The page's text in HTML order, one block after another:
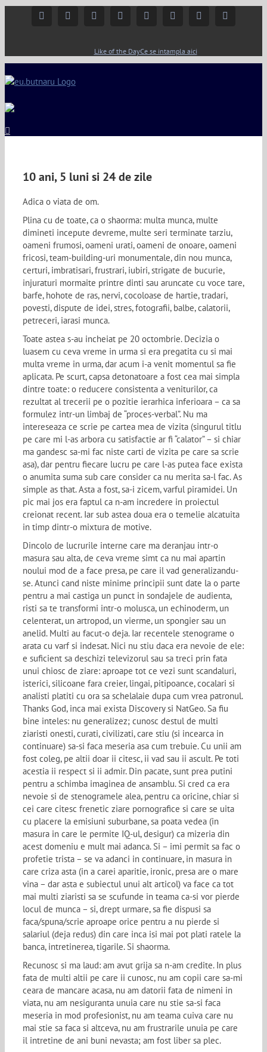
FacebookInstagramYouTubeTwitter Google+ Linkedin
Like of the DayCe se intampla aici
10 ani, 5 luni si 24 de zile
Adica o viata de om.
Plina cu de toate, ca o shaorma: multa munca, multe
dimineti incepute devreme, multe seri terminate tarziu,
oameni frumosi, oameni urati, oameni de onoare, oameni
fricosi, team-building-uri monumentale, din nou munca,
certuri, imbratisari, frustrari, iubiri, strigate de bucurie,
injuraturi mormaite printre dinti sau aruncate cu voce tare,
barfe, hohote de ras, nervi, cocoloase de hartie, tradari,
povesti, dispute de idei, stres, fotografii, balbe, calatorii,
petreceri, iarasi munca.
Toate astea s-au incheiat pe 20 octombrie. Decizia o
luasem cu ceva vreme in urma si era pregatita cu si mai
multa vreme in urma, dar acum i-a venit momentul sa fie
aplicata. Pe scurt, capsa detonatoare a fost cea mai simpla
dintre toate: o reducere consistenta a veniturilor, ca
rezultat al trecerii pe o pozitie ierarhica inferioara – ca sa
formulez intr-un limbaj de “proces-verbal”. Nu ma
intereseaza ce scrie pe cartea mea de vizita (singurul titlu
pe care mi l-as arbora cu satisfactie ar fi “calator” – si chiar
ma gandesc sa-mi fac niste carti de vizita pe care sa scrie
asa), dar pentru fiecare lucru pe care l-as putea face exista
o anumita suma sub care consider ca nu merita sa-l fac. As
simple as that. Asta a fost, sa-i zicem, varful piramidei. Un
pic mai jos era faptul ca n-am incredere in proiectul
creionat recent. Iar sub astea doua era o temelie alcatuita
in timp dintr-o mixtura de motive.
Dincolo de lucrurile interne care ma deranjau intr-o
masura sau alta, de ceva vreme simt ca nu mai apartin
noului mod de a face presa, pe care il vad generalizandu-
se. Atunci cand niste minime principii sunt date la o parte
pentru a mai castiga un punct in sondajele de audienta,
risti sa te transformi intr-o molusca, un echinoderm, un
celenterat, un artropod, un vierme, un spongier sau un
anelid. Multi au facut-o deja. Iar recentele stenograme o
arata cu varf si indesat. Nici nu stiu daca era nevoie de ele:
e suficient sa deschizi televizorul sau sa treci prin fata
unui chiosc de ziare: aproape tot ce vezi sunt scandaluri,
isterici, silicoane fara creier, lingai, pitipoance, cocalari si
analisti platiti cu ora sa schelalaie dupa cum vrea patronul.
Thanks God, inca mai exista Discovery si NatGeo. Sa fiu
bine inteles: nu generalizez; cunosc destul de multi
ziaristi onesti, curati, civilizati, care stiu (si incearca in
continuare) sa-si faca meseria asa cum trebuie. Cu unii am
fost coleg, pe altii doar ii citesc, ii vad sau ii ascult. Pe toti
acestia ii respect si ii admir. Din pacate, sunt prea putini
pentru a schimba imaginea de ansamblu. Si cred ca era
nevoie si de stenogramele alea, pentru ca oricine, chiar si
cei care citesc frenetic ziare pornografice si care se uita
cu placere la emisiuni suburbane, sa poata vedea (in
masura in care le permite IQ-ul, desigur) ca mizeria din
acest domeniu e mult mai adanca. Si – imi permit sa fac o
profetie trista – se va adanci in continuare, in masura in
care criza asta (in a carei aparitie, ironic, presa are o mare
vina – dar asta e subiectul unui alt articol) va face ca tot
mai multi ziaristi sa se scufunde in teama ca-si vor pierde
locul de munca – si, drept urmare, sa fie dispusi sa
faca/spuna/scrie aproape orice pentru a nu pierde si
salariul (deja redus) din care inca isi mai pot plati ratele la
banca, intretinerea, tigarile. Si shaorma.
Recunosc si ma laud: am avut grija sa n-am credite. In plus
fata de multi altii pe care ii cunosc, nu am copii care sa-mi
ceara de mancare acasa, nu am datorii fata de nimeni in
viata, nu am nesiguranta unuia care nu stie sa-si faca
meseria in mod profesionist, nu am teama cuiva care nu
mai stie sa faca si altceva, nu am frustrarile unuia pe care
il intretine de ani buni nevasta; am fost liber sa plec.